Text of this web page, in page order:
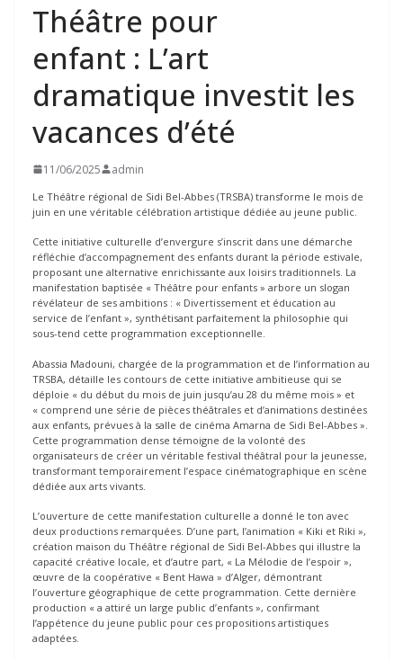
Théâtre pour
enfant : L’art
dramatique investit les
vacances d’été
11/06/2025 admin
Le Théâtre régional de Sidi Bel-Abbes (TRSBA) transforme le mois de
juin en une véritable célébration artistique dédiée au jeune public.
Cette initiative culturelle d’envergure s’inscrit dans une démarche
réfléchie d’accompagnement des enfants durant la période estivale,
proposant une alternative enrichissante aux loisirs traditionnels. La
manifestation baptisée « Théâtre pour enfants » arbore un slogan
révélateur de ses ambitions : « Divertissement et éducation au
service de l’enfant », synthétisant parfaitement la philosophie qui
sous-tend cette programmation exceptionnelle.
Abassia Madouni, chargée de la programmation et de l’information au
TRSBA, détaille les contours de cette initiative ambitieuse qui se
déploie « du début du mois de juin jusqu’au 28 du même mois » et
« comprend une série de pièces théâtrales et d’animations destinées
aux enfants, prévues à la salle de cinéma Amarna de Sidi Bel-Abbes ».
Cette programmation dense témoigne de la volonté des
organisateurs de créer un véritable festival théâtral pour la jeunesse,
transformant temporairement l’espace cinématographique en scène
dédiée aux arts vivants.
L’ouverture de cette manifestation culturelle a donné le ton avec
deux productions remarquées. D’une part, l’animation « Kiki et Riki »,
création maison du Théâtre régional de Sidi Bel-Abbes qui illustre la
capacité créative locale, et d’autre part, « La Mélodie de l’espoir »,
œuvre de la coopérative « Bent Hawa » d’Alger, démontrant
l’ouverture géographique de cette programmation. Cette dernière
production « a attiré un large public d’enfants », confirmant
l’appétence du jeune public pour ces propositions artistiques
adaptées.